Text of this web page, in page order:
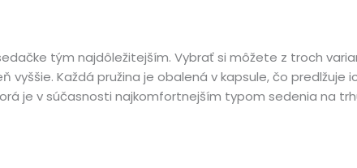
tým najdôležitejším. Vybrať si môžete z troch
vyššie. Každá pružina je obalená v kapsule, čo
je v súčasnosti najkomfortnejším typom sedenia na